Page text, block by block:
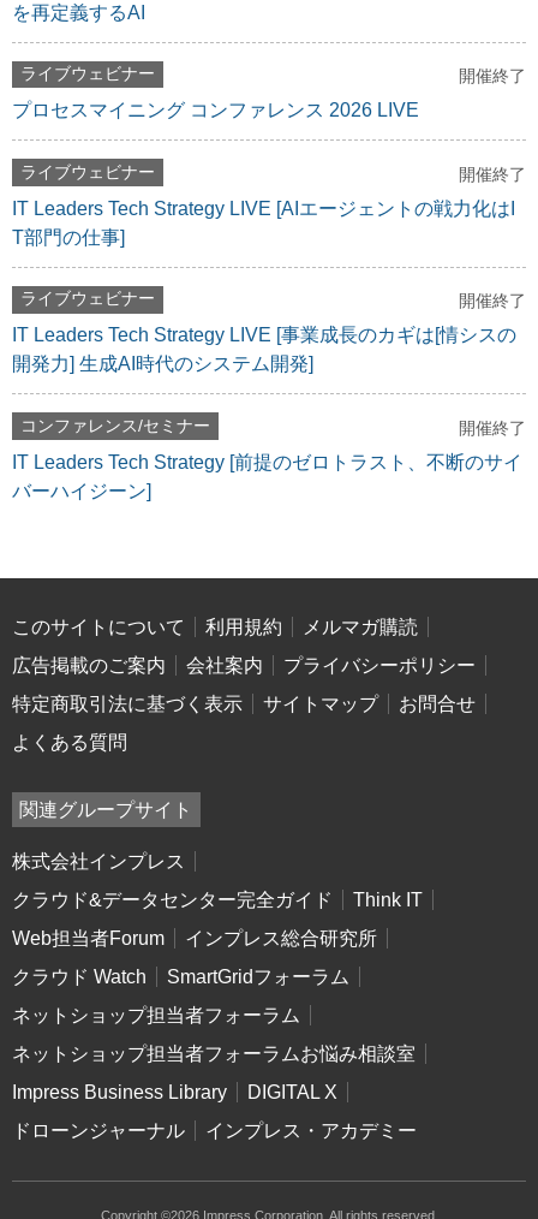
を再定義するAI
ライブウェビナー 開催終了
プロセスマイニング コンファレンス 2026 LIVE
ライブウェビナー 開催終了
IT Leaders Tech Strategy LIVE [AIエージェントの戦力化はI
T部門の仕事]
ライブウェビナー 開催終了
IT Leaders Tech Strategy LIVE [事業成長のカギは[情シスの
開発力] 生成AI時代のシステム開発]
コンファレンス/セミナー 開催終了
IT Leaders Tech Strategy [前提のゼロトラスト、不断のサイ
バーハイジーン]
このサイトについて 利用規約
メルマガ購読
広告掲載のご案内
会社案内
プライバシーポリシー
特定商取引法に基づく表示
サイトマップ
お問合せ
よくある質問
関連グループサイト
株式会社インプレス
クラウド&データセンター完全ガイド
Think IT
Web担当者Forum
インプレス総合研究所
クラウド Watch
SmartGridフォーラム
ネットショップ担当者フォーラム
ネットショップ担当者フォーラムお悩み相談室
Impress Business Library
DIGITAL X
ドローンジャーナル
インプレス・アカデミー
Copyright ©2026 Impress Corporation. All rights reserved.